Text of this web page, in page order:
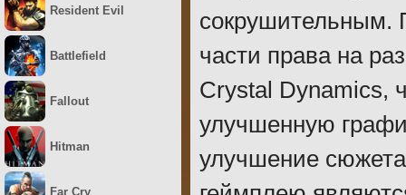
сокрушительным.
части права на
Crystal Dynamics,
улучшенную
улучшение
Resident Evil
Battlefield
Fallout
Hitman
Far Cry